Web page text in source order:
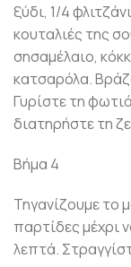
ξύδι, 1/4
κουταλιές της
σησαμέλαιο,
κατσαρόλα.
Γυρίστε τη
διατηρήστε τη
Βήμα 4
Τηγανίζουμε το
παρτίδες μέχρι
λεπτά.